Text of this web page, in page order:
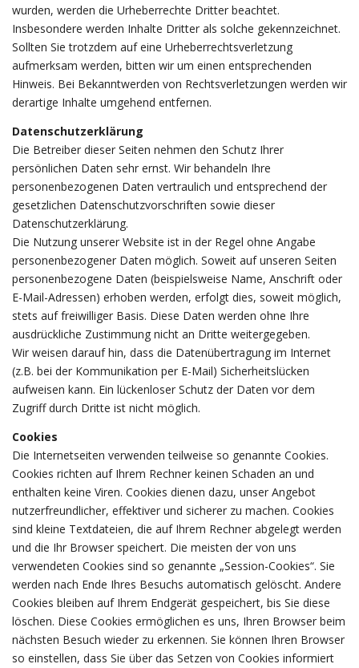
wurden, werden die Urheberrechte Dritter beachtet.
Insbesondere werden Inhalte Dritter als solche gekennzeichnet.
Sollten Sie trotzdem auf eine Urheberrechtsverletzung
aufmerksam werden, bitten wir um einen entsprechenden
Hinweis. Bei Bekanntwerden von Rechtsverletzungen werden wir
derartige Inhalte umgehend entfernen.
Datenschutzerklärung
Die Betreiber dieser Seiten nehmen den Schutz Ihrer
persönlichen Daten sehr ernst. Wir behandeln Ihre
personenbezogenen Daten vertraulich und entsprechend der
gesetzlichen Datenschutzvorschriften sowie dieser
Datenschutzerklärung.
Die Nutzung unserer Website ist in der Regel ohne Angabe
personenbezogener Daten möglich. Soweit auf unseren Seiten
personenbezogene Daten (beispielsweise Name, Anschrift oder
E-Mail-Adressen) erhoben werden, erfolgt dies, soweit möglich,
stets auf freiwilliger Basis. Diese Daten werden ohne Ihre
ausdrückliche Zustimmung nicht an Dritte weitergegeben.
Wir weisen darauf hin, dass die Datenübertragung im Internet
(z.B. bei der Kommunikation per E-Mail) Sicherheitslücken
aufweisen kann. Ein lückenloser Schutz der Daten vor dem
Zugriff durch Dritte ist nicht möglich.
Cookies
Die Internetseiten verwenden teilweise so genannte Cookies.
Cookies richten auf Ihrem Rechner keinen Schaden an und
enthalten keine Viren. Cookies dienen dazu, unser Angebot
nutzerfreundlicher, effektiver und sicherer zu machen. Cookies
sind kleine Textdateien, die auf Ihrem Rechner abgelegt werden
und die Ihr Browser speichert. Die meisten der von uns
verwendeten Cookies sind so genannte „Session-Cookies“. Sie
werden nach Ende Ihres Besuchs automatisch gelöscht. Andere
Cookies bleiben auf Ihrem Endgerät gespeichert, bis Sie diese
löschen. Diese Cookies ermöglichen es uns, Ihren Browser beim
nächsten Besuch wieder zu erkennen. Sie können Ihren Browser
so einstellen, dass Sie über das Setzen von Cookies informiert